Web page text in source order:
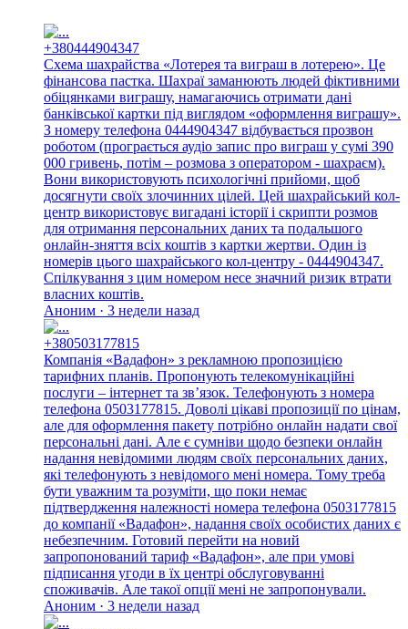
+380444904347
Схема шахрайства «Лотерея та виграш в лотерею». Це
фінансова пастка. Шахраї заманюють людей фіктивними
обіцянками виграшу, намагаючись отримати дані
банківської картки під виглядом «оформлення виграшу».
З номеру телефона 0444904347 відбувається прозвон
роботом (програється аудіо запис про виграш у сумі 390
000 гривень, потім – розмова з оператором - шахраєм).
Вони використовують психологічні прийоми, щоб
досягнути своїх злочинних цілей. Цей шахрайський кол-
центр використовує вигадані історії і скрипти розмов
для отримання персональних даних та подальшого
онлайн-зняття всіх коштів з картки жертви. Один із
номерів цього шахрайського кол-центру - 0444904347.
Спілкування з цим номером несе значний ризик втрати
власних коштів.
Аноним · 3 недели назад
+380503177815
Компанія «Вадафон» з рекламною пропозицією
тарифних планів. Пропонують телекомунікаційні
послуги – інтернет та зв’язок. Телефонують з номера
телефона 0503177815. Доволі цікаві пропозиції по цінам,
але для оформлення пакету потрібно онлайн надати свої
персональні дані. Але є сумніви щодо безпеки онлайн
надання невідомими людям своїх персональних даних,
які телефонують з невідомого мені номера. Тому треба
бути уважним та розуміти, що поки немає
підтвердження належності номера телефона 0503177815
до компанії «Вадафон», надання своїх особистих даних є
небезпечним. Готовий перейти на новий
запропонований тариф «Вадафон», але при умові
підписання угоди в їх центрі обслуговуванні
споживачів. Але такої опції мені не запропонували.
Аноним · 3 недели назад